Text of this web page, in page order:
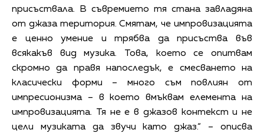
присъствала. В съвремието тя стана завладяна
от джаза територия. Смятам, че импровизацията
е ценно умение и трябва да присъства във
всякакъв вид музика. Това, което се опитвам
скромно да правя напоследък, е смесването на
класически форми – много съм повлиян от
импресионизма – в което вмъквам елемента на
импровизацията. Тя не е в джазов контекст и не
цели музиката да звучи като джаз.“ – описва